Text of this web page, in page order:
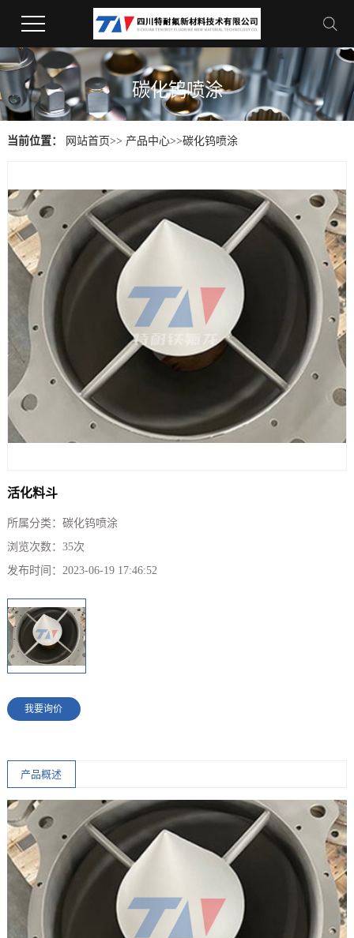
碳化钨喷涂
当前位置： 网站首页>> 产品中心>>碳化钨喷涂
活化料斗
所属分类： 碳化钨喷涂
浏览次数： 35次
发布时间： 2023-06-19 17:46:52
我要询价
产品概述